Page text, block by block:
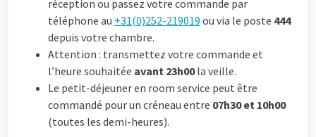
réception ou passez votre commande par
téléphone au +31(0)252-219019 ou via le poste 444
depuis votre chambre.
Attention : transmettez votre commande et
l’heure souhaitée avant 23h00la veille.
Le petit-déjeuner en room service peut être
commandé pour un créneau entre 07h30 et 10h00
(toutes les demi-heures).